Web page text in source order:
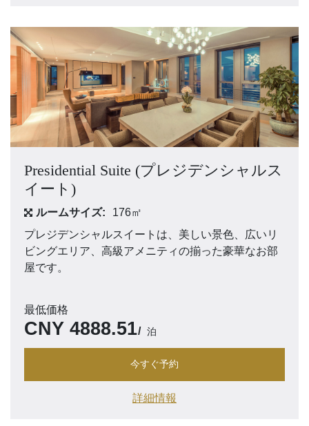
Presidential Suite (プレジデンシャルス
イート)
ルームサイズ:
176㎡
プレジデンシャルスイートは、美しい景色、広いリ
ビングエリア、高級アメニティの揃った豪華なお部
屋です。
最低価格
CNY 4888.51 泊
今すぐ予約
詳細情報